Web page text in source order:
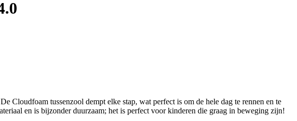
Cloudfoam tussenzool dempt elke stap, wat perfect is om de hele dag te rennen en te
en is bijzonder duurzaam; het is perfect voor kinderen die graag in beweging zijn!